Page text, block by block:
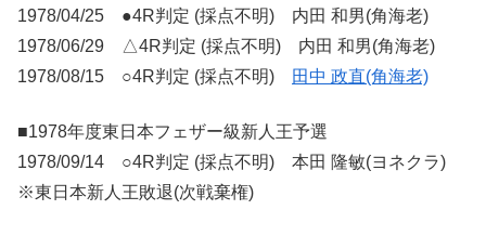
1978/04/25 ●4R判定 (採点不明) 内田 和男(角海老)
1978/06/29 △4R判定 (採点不明) 内田 和男(角海老)
1978/08/15 ○4R判定 (採点不明)
田中 政直(角海老)
■1978年度東日本フェザー級新人王予選
1978/09/14 ○4R判定 (採点不明) 本田 隆敏(ヨネクラ)
※東日本新人王敗退(次戦棄権)